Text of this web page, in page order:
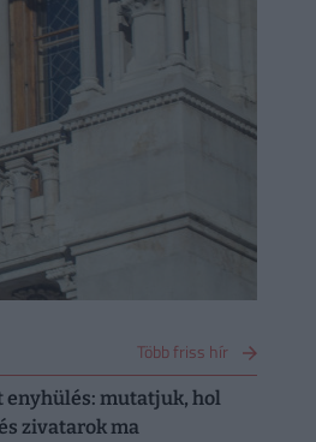
Több friss hír
enyhülés: mutatjuk, hol
zivatarok ma